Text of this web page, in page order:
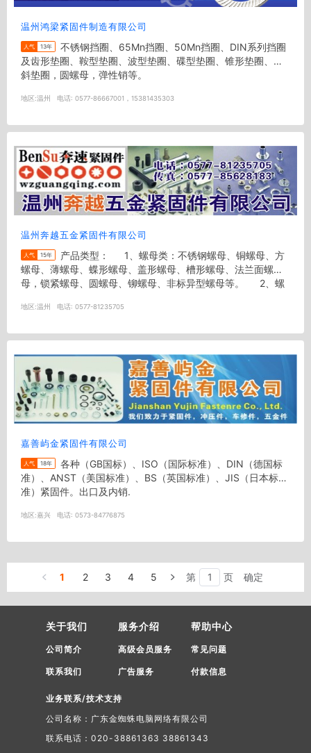
温州鸿梁紧固件制造有限公司
人气 13年
及齿形垫圈、鞍型垫圈、波型垫圈、碟型垫圈、锥形垫圈、方
斜垫圈，圆螺母，弹性销等。
地区:温州 电话: 0577-86667001，15381435303
温州奔越五金紧固件有限公司
人气 15年
螺母、薄螺母、蝶形螺母、盖形螺母、槽形螺母、法兰面螺
母，锁紧螺母、圆螺母、铆螺母、非标异型螺母等。 2、螺
地区:温州 电话: 0577-81235705
嘉善屿金紧固件有限公司
人气 18年
准）、ANST（美国标准）、BS（英国标准）、JIS（日本标
准）紧固件。出口及内销.
地区:嘉兴 电话: 0573-84776875
1 2 3 4 5 第 页 确定
关于我们
公司简介
联系我们
服务介绍
高级会员服务
广告服务
帮助中心
常见问题
付款信息
业务联系/技术支持
公司名称：广东金蜘蛛电脑网络有限公司
联系电话：020-38861363 38861343